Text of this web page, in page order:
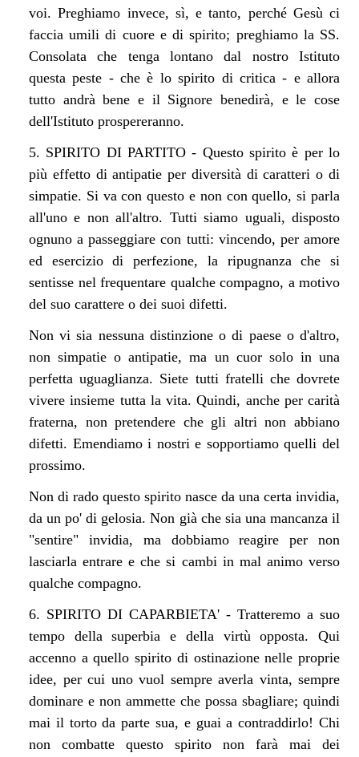
voi. Preghiamo invece, sì, e tanto, perché Gesù ci
faccia umili di cuore e di spirito; preghiamo la SS.
Consolata che tenga lontano dal nostro Istituto
questa peste - che è lo spirito di critica - e allora
tutto andrà bene e il Signore benedirà, e le cose
dell'Istituto prospereranno.
5. SPIRITO DI PARTITO - Questo spirito è per lo
più effetto di antipatie per diversità di caratteri o di
simpatie. Si va con questo e non con quello, si parla
all'uno e non all'altro. Tutti siamo uguali, disposto
ognuno a passeggiare con tutti: vincendo, per amore
ed esercizio di perfezione, la ripugnanza che si
sentisse nel frequentare qualche compagno, a motivo
del suo carattere o dei suoi difetti.
Non vi sia nessuna distinzione o di paese o d'altro,
non simpatie o antipatie, ma un cuor solo in una
perfetta uguaglianza. Siete tutti fratelli che dovrete
vivere insieme tutta la vita. Quindi, anche per carità
fraterna, non pretendere che gli altri non abbiano
difetti. Emendiamo i nostri e sopportiamo quelli del
prossimo.
Non di rado questo spirito nasce da una certa invidia,
da un po' di gelosia. Non già che sia una mancanza il
"sentire" invidia, ma dobbiamo reagire per non
lasciarla entrare e che si cambi in mal animo verso
qualche compagno.
6. SPIRITO DI CAPARBIETA' - Tratteremo a suo
tempo della superbia e della virtù opposta. Qui
accenno a quello spirito di ostinazione nelle proprie
idee, per cui uno vuol sempre averla vinta, sempre
dominare e non ammette che possa sbagliare; quindi
mai il torto da parte sua, e guai a contraddirlo! Chi
non combatte questo spirito non farà mai dei